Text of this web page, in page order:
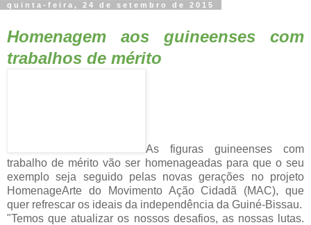
quinta-feira, 24 de setembro de 2015
Homenagem aos guineenses com
trabalhos de mérito
As figuras guineenses com
trabalho de mérito vão ser homenageadas para que o seu
exemplo seja seguido pelas novas gerações no projeto
HomenageArte do Movimento Ação Cidadã (MAC), que
quer refrescar os ideais da independência da Guiné-Bissau.
"Temos que atualizar os nossos desafios, as nossas lutas.